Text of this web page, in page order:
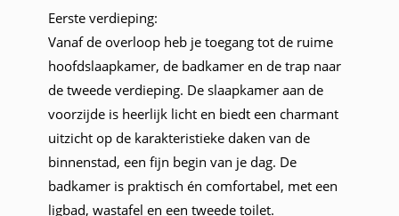
Eerste verdieping:
Vanaf de overloop heb je toegang tot de ruime
hoofdslaapkamer, de badkamer en de trap naar
de tweede verdieping. De slaapkamer aan de
voorzijde is heerlijk licht en biedt een charmant
uitzicht op de karakteristieke daken van de
binnenstad, een fijn begin van je dag. De
badkamer is praktisch én comfortabel, met een
ligbad, wastafel en een tweede toilet.